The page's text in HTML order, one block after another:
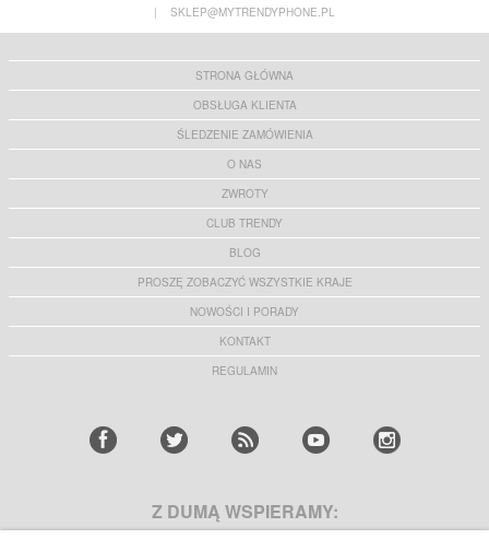
|
SKLEP@MYTRENDYPHONE.PL
STRONA GŁÓWNA
OBSŁUGA KLIENTA
ŚLEDZENIE ZAMÓWIENIA
O NAS
ZWROTY
CLUB TRENDY
BLOG
PROSZĘ ZOBACZYĆ WSZYSTKIE KRAJE
NOWOŚCI I PORADY
KONTAKT
REGULAMIN
Z DUMĄ WSPIERAMY: